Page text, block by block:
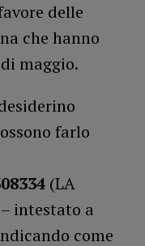
delle
che hanno
maggio.
farlo
(LA
– intestato a
come